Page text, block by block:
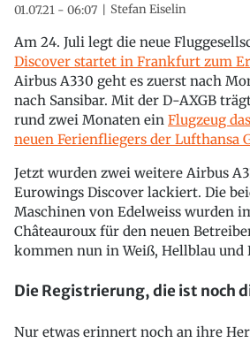
01.07.21 - 06:07 Stefan Eiselin
Am 24. Juli legt die neue
Discover startet in Frankfurt zum
Airbus A330 geht es zuerst nach
nach Sansibar. Mit der D-AXGB
rund zwei Monaten ein Flugzeug
neuen Ferienfliegers der Lufthansa
Jetzt wurden zwei weitere Airbus
Eurowings Discover lackiert. Die
Maschinen von Edelweiss wurden
Châteauroux für den neuen
kommen nun in Weiß, Hellblau und
Die Registrierung, die ist noch
Nur etwas erinnert noch an ihre